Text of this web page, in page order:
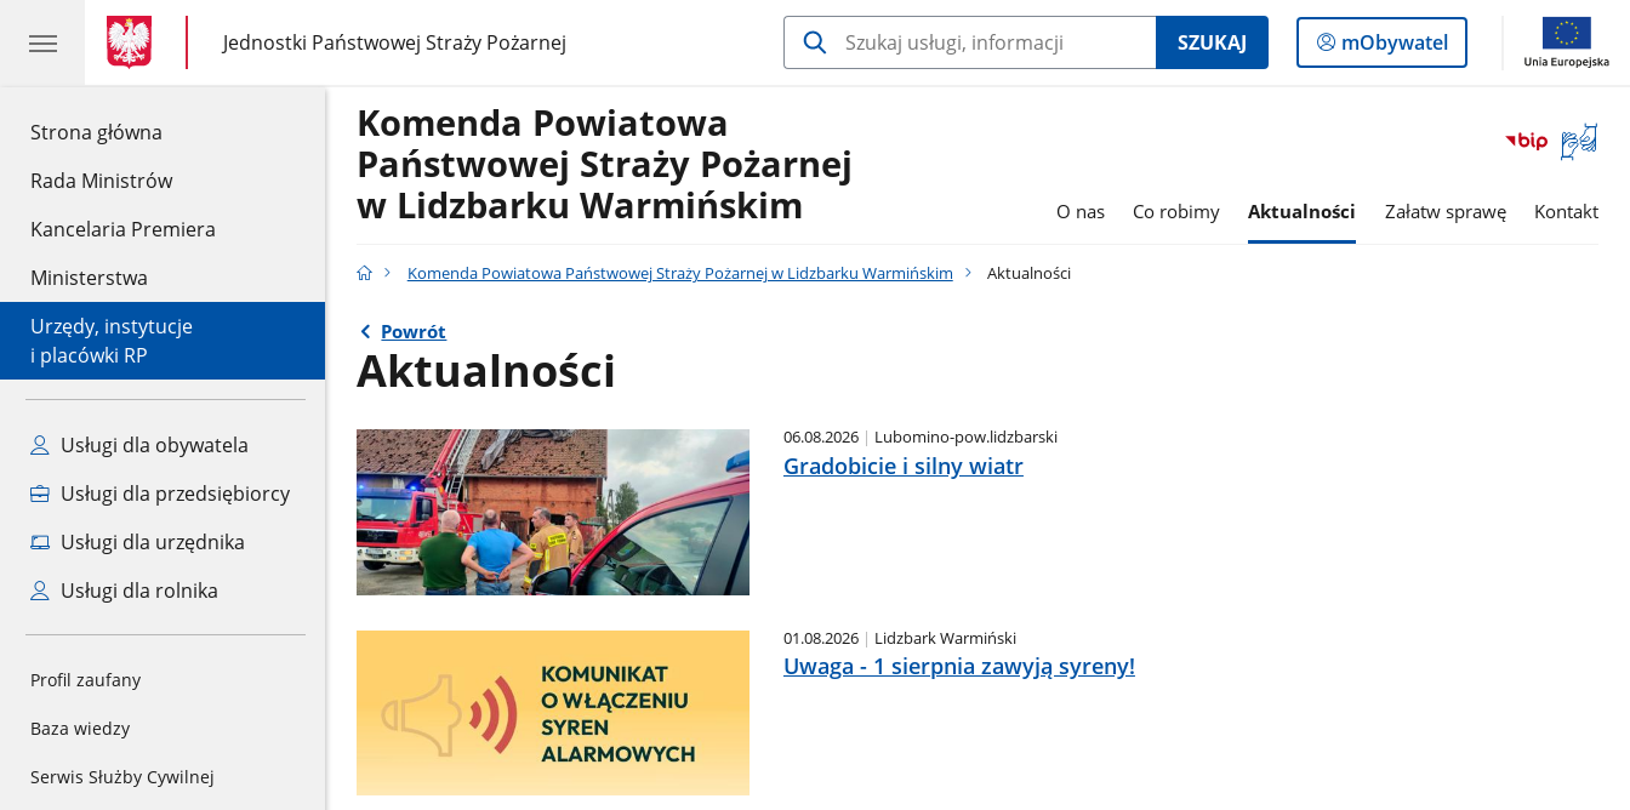
Strona główna
Rada Ministrów
Kancelaria Premiera
Ministerstwa
Urzędy, instytucje
i placówki RP
Usługi dla obywatela
Usługi dla przedsiębiorcy
Usługi dla urzędnika
Usługi dla rolnika
Profil zaufany
Baza wiedzy
Serwis Służby Cywilnej
gov.pl
gov.pl
Jednostki Państwowej Straży Pożarnej
gov.pl
Jednostki
Państwowej
SZUKAJ
Logowanie
do
mObywatel
Otwórz
okno
Komenda Powiatowa
Państwowej Straży Pożarnej
w Lidzbarku Warmińskim
O nas Co robimy Aktualności Załatw sprawę Kontakt
Komenda Powiatowa Państwowej Straży Pożarnej w Lidzbarku Warmińskim Aktualności
Powrót
Aktualności
06.08.2026 Lubomino-pow.lidzbarski
Gradobicie i silny wiatr
01.08.2026 Lidzbark Warmiński
Uwaga - 1 sierpnia zawyją syreny!